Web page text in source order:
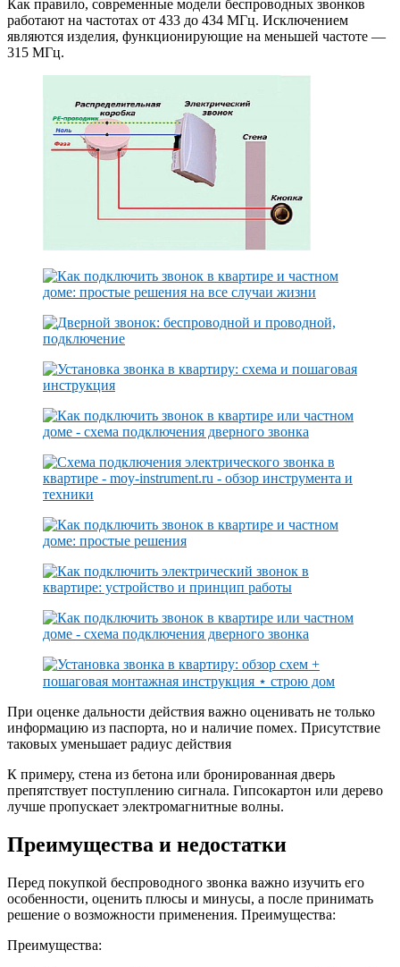
Как правило, современные модели беспроводных звонков
работают на частотах от 433 до 434 МГц. Исключением
являются изделия, функционирующие на меньшей частоте —
315 МГц.
При оценке дальности действия важно оценивать не только
информацию из паспорта, но и наличие помех. Присутствие
таковых уменьшает радиус действия
К примеру, стена из бетона или бронированная дверь
препятствует поступлению сигнала. Гипсокартон или дерево
лучше пропускает электромагнитные волны.
Преимущества и недостатки
Перед покупкой беспроводного звонка важно изучить его
особенности, оценить плюсы и минусы, а после принимать
решение о возможности применения. Преимущества:
Преимущества: